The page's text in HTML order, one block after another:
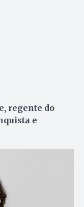
regente do
e